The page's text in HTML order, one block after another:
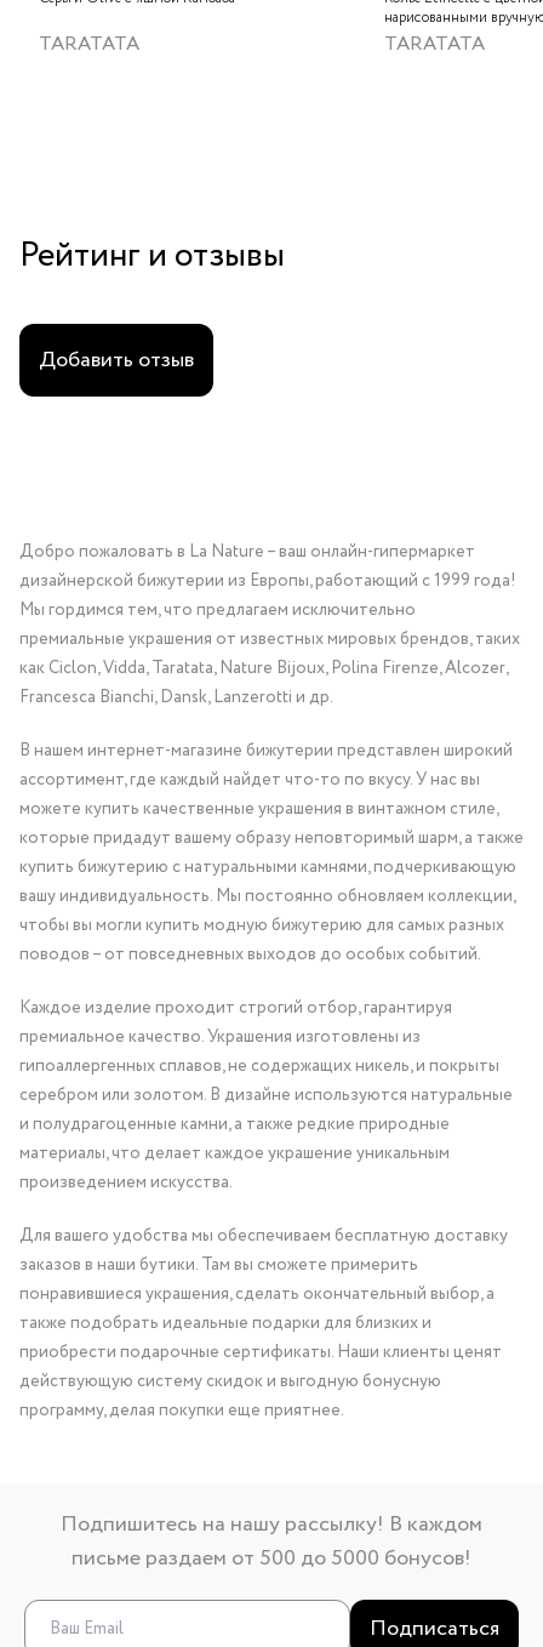
TARATATA
нарисованными
слюдяным порошком,
стеклянными бусинам
TARATATA
Рейтинг и отзывы
Добавить отзыв
Добро пожаловать в La Nature – ваш онлайн-гипермаркет
дизайнерской бижутерии из Европы, работающий с 1999 года!
Мы гордимся тем, что предлагаем исключительно
премиальные украшения от известных мировых брендов, таких
как Ciclon, Vidda, Taratata, Nature Bijoux, Polina Firenze, Alcozer,
Francesca Bianchi, Dansk, Lanzerotti и др.
В нашем интернет-магазине бижутерии представлен широкий
ассортимент, где каждый найдет что-то по вкусу. У нас вы
можете купить качественные украшения в винтажном стиле,
которые придадут вашему образу неповторимый шарм, а также
купить бижутерию с натуральными камнями, подчеркивающую
вашу индивидуальность. Мы постоянно обновляем коллекции,
чтобы вы могли купить модную бижутерию для самых разных
поводов – от повседневных выходов до особых событий.
Каждое изделие проходит строгий отбор, гарантируя
премиальное качество. Украшения изготовлены из
гипоаллергенных сплавов, не содержащих никель, и покрыты
серебром или золотом. В дизайне используются натуральные
и полудрагоценные камни, а также редкие природные
материалы, что делает каждое украшение уникальным
произведением искусства.
Для вашего удобства мы обеспечиваем бесплатную доставку
заказов в наши бутики. Там вы сможете примерить
понравившиеся украшения, сделать окончательный выбор, а
также подобрать идеальные подарки для близких и
приобрести подарочные сертификаты. Наши клиенты ценят
действующую систему скидок и выгодную бонусную
программу, делая покупки еще приятнее.
Подпишитесь на нашу рассылку! В каждом
письме раздаем от 500 до 5000 бонусов!
Подписаться